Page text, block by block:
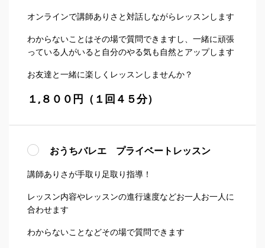
オンラインで講師ありさと対話しながらレッスンします
わからないことはその場で質問できますし、一緒に頑張
っている人がいると自分のやる気も自然とアップします
お友達と一緒に楽しくレッスンしませんか？
１,８００円（１回４５分）
おうちバレエ プライベートレッスン
講師ありさが手取り足取り指導！
レッスン内容やレッスンの進行速度などお一人お一人に
合わせます
わからないことなどその場で質問できます